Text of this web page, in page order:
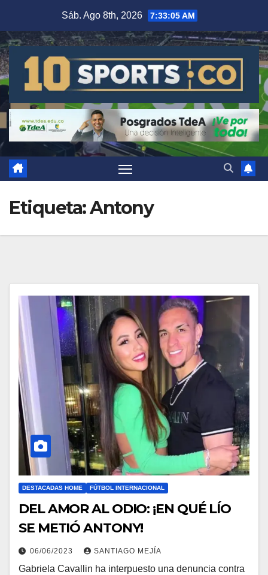
Sáb. Ago 8th, 2026 7:33:05 AM
Etiqueta:Antony
DESTACADAS HOME FÚTBOL INTERNACIONAL
DEL AMOR AL ODIO: ¡EN QUÉ LÍO
SE METIÓ ANTONY!
06/06/2023 SANTIAGO MEJÍA
Gabriela Cavallin ha interpuesto una denuncia contra